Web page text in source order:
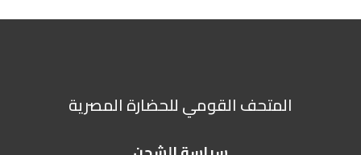
المتحف القومي للحضارة المصرية